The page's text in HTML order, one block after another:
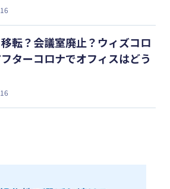
転？会議室廃止？ウィズコロ
ターコロナでオフィスはどう